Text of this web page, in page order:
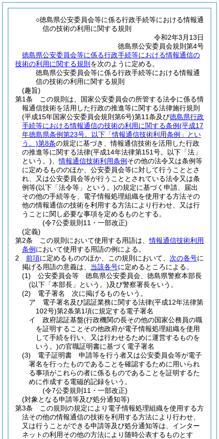
○徳島県公安委員会等に係る行政手続等における情報通
信の技術の利用に関する規則
令和2年3月13日
徳島県公安委員会規則第4号
徳島県公安委員会等に係る行政手続等における情報通信の
技術の利用に関する規則 を次のように定める。
徳島県公安委員会等に係る行政手続等における情報通
信の技術の利用に関する規則
(趣旨)
第1条
この規則は、国家公安委員会の所管する法令に係る情
報通信技術を活用した行政の推進等に関する法律施行規則
(平成15年国家公安委員会規則第6号)第11条及び徳島県行政
手続等における情報通信の技術の利用に関する条例(平成17
年徳島県条例第23号。以下「情報通信技術利用条例」とい
う。)第8条の規定に基づき、情報通信技術を活用した行政
の推進等に関する法律(平成14年法律第151号。以下「法」
という。) 、情報通信技術利用条例 その他の法令又は条例等
に定めるもののほか、公安委員会等に対して行うこととさ
れ、又は公安委員会等が行うこととされている法令又は条
例等(以下「法令等」という。)の規定に基づく申請、届出
その他の手続等を、電子情報処理組織を使用する方法その
他の情報通信の技術を利用する方法により行わせ、又は行
うことに関し必要な事項を定めるものとする。
(令7公委規則11・一部改正)
(定義)
第2条
この規則において使用する用語は、情報通信技術利用
条例 において使用する用語の例による。
2
前項に定めるもののほか、この規則において、 次の各号に
掲げる用語の意義は、 当該各号に定めるところによる。
(1)
公安委員会等 徳島県公安委員会、徳島県警察本部長
(以下「本部長」という。)及び警察署長をいう。
(2)
電子署名 次に掲げるものをいう。
ア
電子署名及び認証業務に関する法律(平成12年法律第
102号)第2条第1項に規定する電子署名
イ
政府認証基盤(行政機関の長その他の国家公務員の職
を証明することその他政府が電子情報処理組織を使用
して手続を行い、又は行わせるために運営するものを
いう。)の官職証明書に基づく電子署名
(3)
電子証明書 申請等を行う者又は公安委員会等が電子
署名を行ったものであることを確認するために用いられ
る事項がこれらの者に係るものであることを証明するた
めに作成する電磁的記録をいう。
(令7公委規則11・一部改正)
(対象となる申請等及び処分通知等)
第3条
この規則の規定により電子情報処理組織を使用する方
法その他の情報通信の技術を利用する方法により行わせ、
又は行うことができる申請等及び処分通知等は、インター
ネットの利用その他の方法により随時公表するものとす